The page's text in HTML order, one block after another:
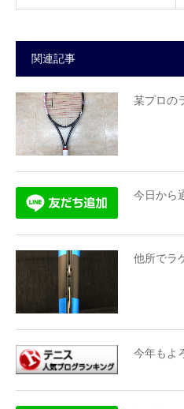
関連記事
某プロの
今日から
他所でラ
今年もよ